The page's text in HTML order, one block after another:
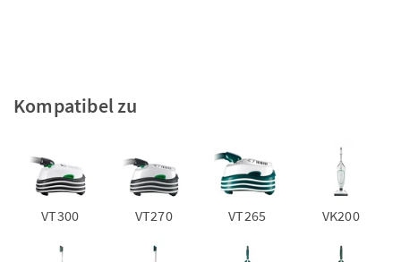
Kompatibel zu
VT300 VT270 VT265 VK200